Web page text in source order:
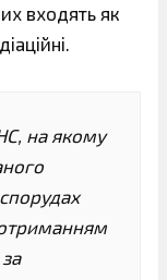
входять як
на якому